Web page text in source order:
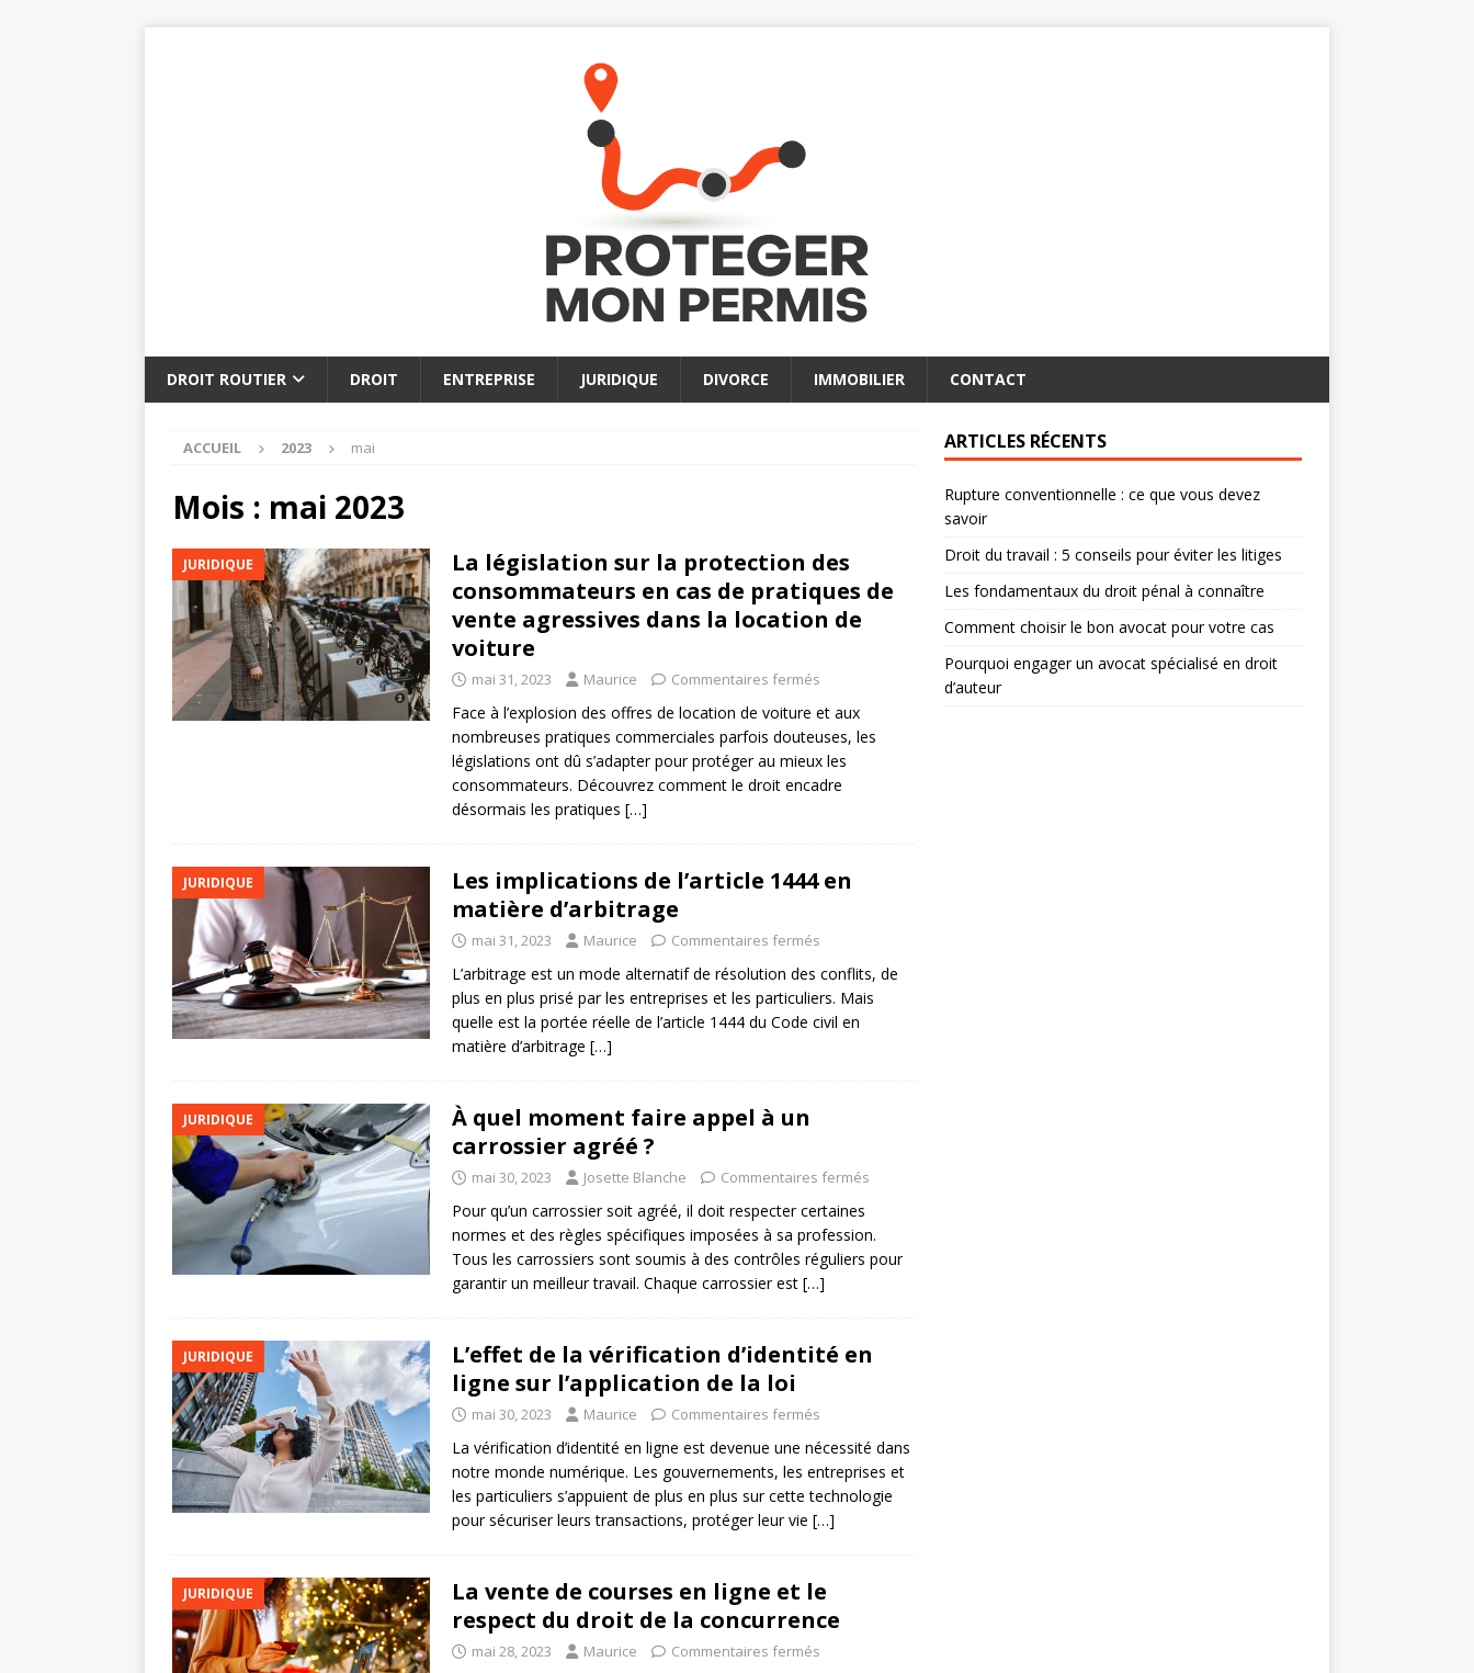
DROIT ROUTIER DROIT ENTREPRISE JURIDIQUE DIVORCE IMMOBILIER CONTACT
ACCUEIL 2023 mai
Mois : mai 2023
JURIDIQUE
La législation sur la protection des
consommateurs en cas de pratiques de
vente agressives dans la location de
voiture
mai 31, 2023 Maurice Commentaires fermés
Face à l’explosion des offres de location de voiture et aux
nombreuses pratiques commerciales parfois douteuses, les
législations ont dû s’adapter pour protéger au mieux les
consommateurs. Découvrez comment le droit encadre
désormais les pratiques […]
JURIDIQUE
Les implications de l’article 1444 en
matière d’arbitrage
mai 31, 2023 Maurice Commentaires fermés
L’arbitrage est un mode alternatif de résolution des conflits, de
plus en plus prisé par les entreprises et les particuliers. Mais
quelle est la portée réelle de l’article 1444 du Code civil en
matière d’arbitrage […]
JURIDIQUE
À quel moment faire appel à un
carrossier agréé ?
mai 30, 2023 Josette Blanche Commentaires fermés
Pour qu’un carrossier soit agréé, il doit respecter certaines
normes et des règles spécifiques imposées à sa profession.
Tous les carrossiers sont soumis à des contrôles réguliers pour
garantir un meilleur travail. Chaque carrossier est […]
JURIDIQUE
L’effet de la vérification d’identité en
ligne sur l’application de la loi
mai 30, 2023 Maurice Commentaires fermés
La vérification d’identité en ligne est devenue une nécessité dans
notre monde numérique. Les gouvernements, les entreprises et
les particuliers s’appuient de plus en plus sur cette technologie
pour sécuriser leurs transactions, protéger leur vie […]
JURIDIQUE
La vente de courses en ligne et le
respect du droit de la concurrence
mai 28, 2023 Maurice Commentaires fermés
ARTICLES RÉCENTS
Rupture conventionnelle : ce que vous devez
savoir
Droit du travail : 5 conseils pour éviter les litiges
Les fondamentaux du droit pénal à connaître
Comment choisir le bon avocat pour votre cas
Pourquoi engager un avocat spécialisé en droit
d’auteur